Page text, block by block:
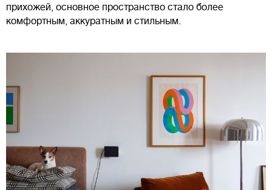
прихожей, основное пространство стало более
комфортным, аккуратным и стильным.